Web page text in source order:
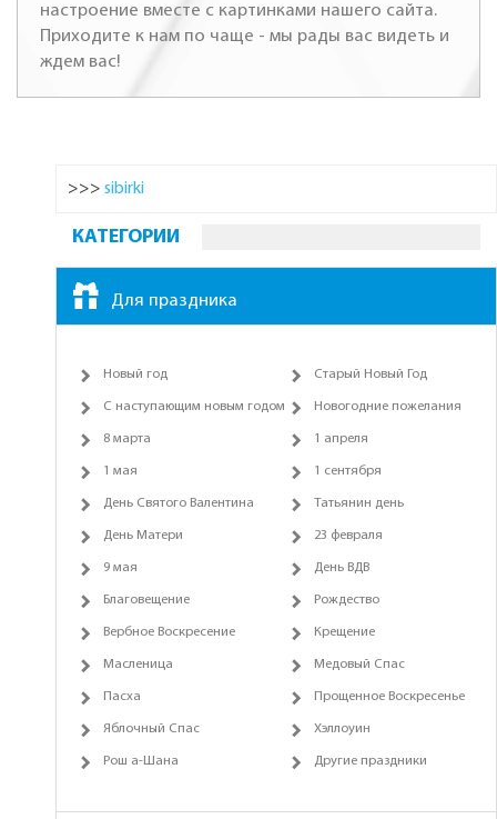
настроение вместе с картинками нашего сайта.
Приходите к нам по чаще - мы рады вас видеть и
ждем вас!
>>> sibirki
КАТЕГОРИИ
Для праздника
Новый год Старый Новый Год
С наступающим новым годом Новогодние пожелания
8 марта 1 апреля
1 мая 1 сентября
День Святого Валентина Татьянин день
День Матери 23 февраля
9 мая День ВДВ
Благовещение Рождество
Вербное Воскресение Крещение
Масленица Медовый Спас
Пасха Прощенное Воскресенье
Яблочный Спас Хэллоуин
Рош а-Шана Другие праздники